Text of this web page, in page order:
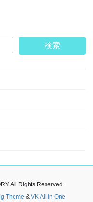
All Rights Reserved.
Theme & VK All in One